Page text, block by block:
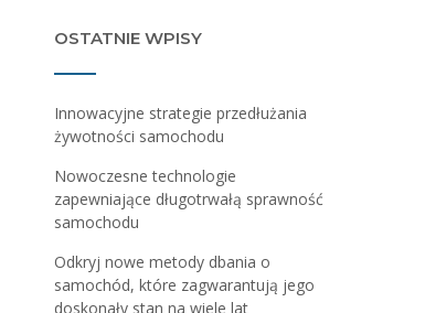
OSTATNIE WPISY
Innowacyjne strategie przedłużania
żywotności samochodu
Nowoczesne technologie
zapewniające długotrwałą sprawność
samochodu
Odkryj nowe metody dbania o
samochód, które zagwarantują jego
doskonały stan na wiele lat